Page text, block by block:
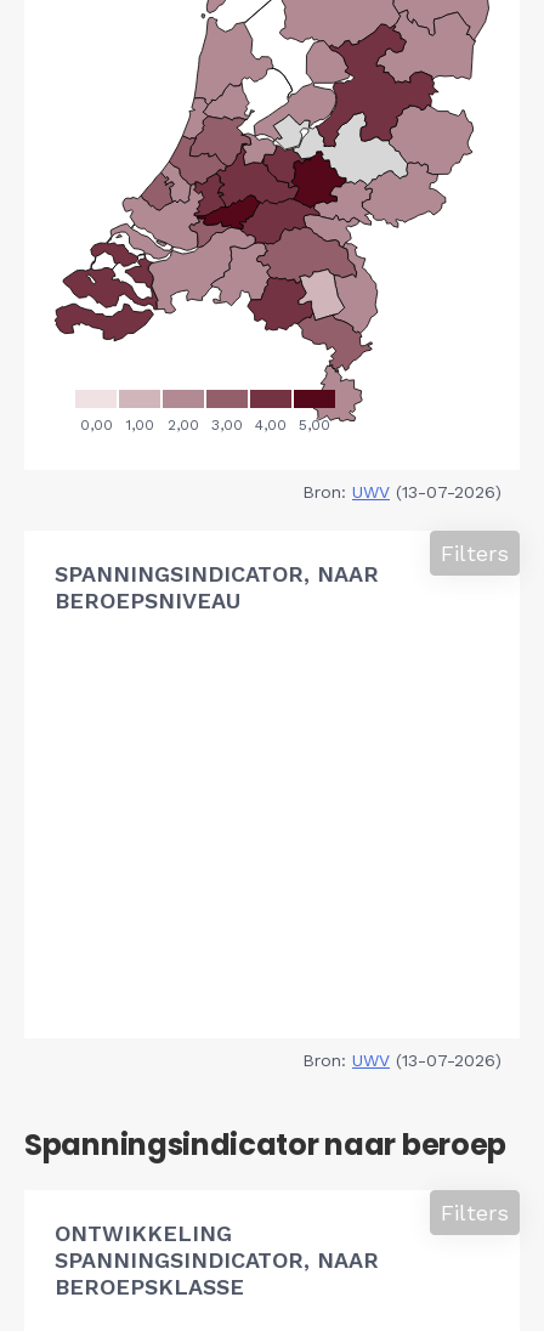
Bron: UWV (13-07-2026)
SPANNINGSINDICATOR, NAAR
BEROEPSNIVEAU
Filters
Bron: UWV (13-07-2026)
Spanningsindicator naar beroep
ONTWIKKELING
SPANNINGSINDICATOR, NAAR
BEROEPSKLASSE
Filters